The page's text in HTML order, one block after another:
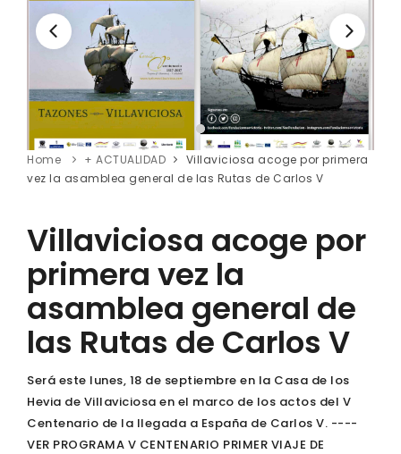
Home + ACTUALIDAD
Villaviciosa acoge por primera
vez la asamblea general de las Rutas de Carlos V
Villaviciosa acoge por
primera vez la
asamblea general de
las Rutas de Carlos V
Será este lunes, 18 de septiembre en la Casa de los
Hevia de Villaviciosa en el marco de los actos del V
Centenario de la llegada a España de Carlos V. ----
VER PROGRAMA V CENTENARIO PRIMER VIAJE DE